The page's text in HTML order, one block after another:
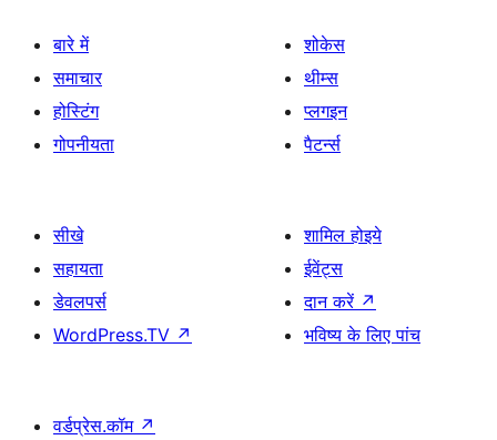
बारे में
समाचार
होस्टिंग
गोपनीयता
शोकेस
थीम्स
प्लगइन
पैटर्न्स
सीखे
सहायता
डेवलपर्स
WordPress.TV ↗
शामिल होइये
ईवेंट्स
दान करें ↗
भविष्य के लिए पांच
वर्डप्रेस.कॉम ↗